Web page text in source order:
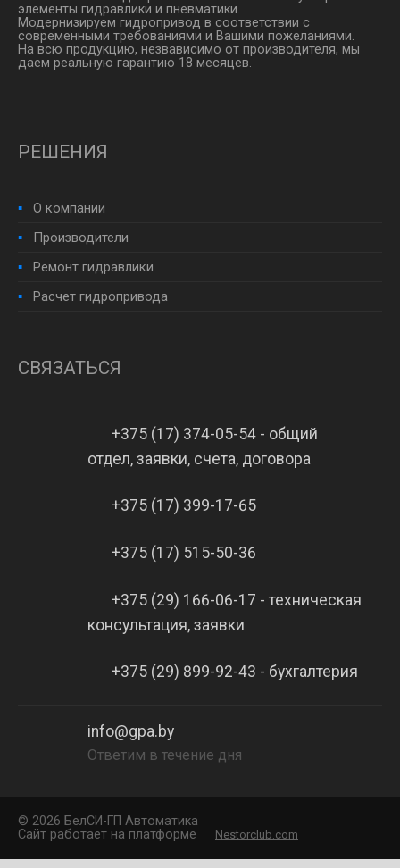
элементы гидравлики и пневматики.
Модернизируем гидропривод в соответствии с
современными требованиями и Вашими пожеланиями.
На всю продукцию, незвависимо от производителя, мы
даем реальную гарантию 18 месяцев.
РЕШЕНИЯ
О компании
Производители
Ремонт гидравлики
Расчет гидропривода
СВЯЗАТЬСЯ
+375 (17) 374-05-54 - общий
отдел, заявки, счета, договора
+375 (17) 399-17-65
+375 (17) 515-50-36
+375 (29) 166-06-17 - техническая
консультация, заявки
+375 (29) 899-92-43 - бухгалтерия
info@gpa.by
Ответим в течение дня
© 2026 БелCИ-ГП Автоматика
Сайт работает на платформе
Nestorclub.com